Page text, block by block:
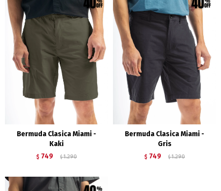
Bermuda Clasica Miami -
Kaki
$ 749 $ 1.290
Bermuda Clasica Miami -
Gris
$ 749 $ 1.290